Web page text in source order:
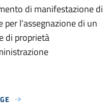
di manifestazione di
per l'assegnazione di un
di proprietà